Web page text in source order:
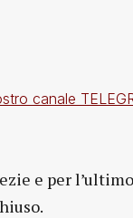
canale
e per